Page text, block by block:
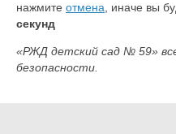
нажмите отмена , иначе вы
секунд
«РЖД детский сад № 59»
безопасности.